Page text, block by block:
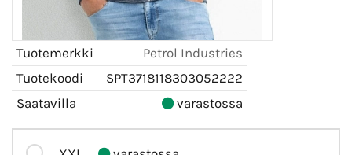
Tuotemerkki
Petrol Industries
Tuotekoodi
SPT3718118303052222
Saatavilla
varastossa